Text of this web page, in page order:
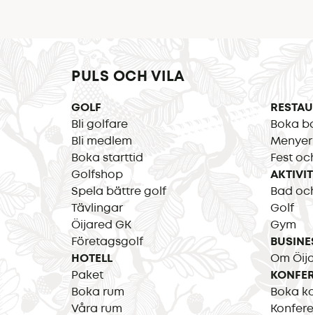
PULS OCH VILA
GOLF
Bli golfare
Bli medlem
Boka starttid
Golfshop
Spela bättre golf
Tävlingar
Öijared GK
Företagsgolf
HOTELL
Paket
Boka rum
Våra rum
Boka
Menyer
Fest
Bad
Golf
Gym
Om
Boka